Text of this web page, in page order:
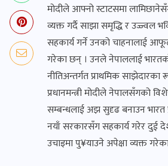
मोदीले आफ्नो स्टाटसमा
व्यक्त गर्दै साझा समृद्धि र उज्ज्वल
सहकार्य गर्ने उनको चाहनालाई
गरेका छन् । उनले नेपाललाई
नीतिअन्तर्गत प्राथमिक
प्रधानमन्त्री मोदीले नेपालसँगको
सम्बन्धलाई अझ सुदृढ बनाउन भारत
नयाँ सरकारसँग सहकार्य गरेर दुई
उचाइमा पु¥याउने अपेक्षा व्यक्त